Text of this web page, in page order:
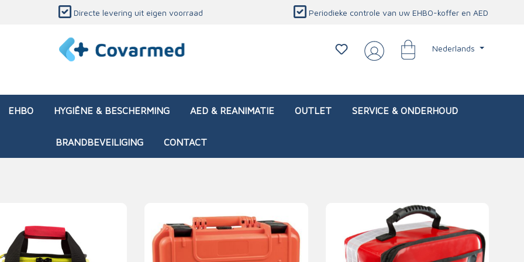
Directe levering uit eigen voorraad Periodieke controle van uw EHBO-koffer en AED
Nederlands
EHBO HYGIËNE & BESCHERMING AED & REANIMATIE OUTLET SERVICE & ONDERHOUD
BRANDBEVEILIGING CONTACT
Interventietassen (gevuld) Interventietassen (leeg)
onderhoud
materialen
Huid & wondzorg
Brandwonden - chemisch
Brandwonden - thermisch
Oogletsels
Oogspoelstations
Oogspoeling
Divers medisch materiaal
Persoonlijke beschermproducten
Brandwerend deken
CO-detector
Opleidingsmateriaal Service & onderhoud